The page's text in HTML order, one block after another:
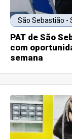
São Sebastião -
PAT de São
com
semana